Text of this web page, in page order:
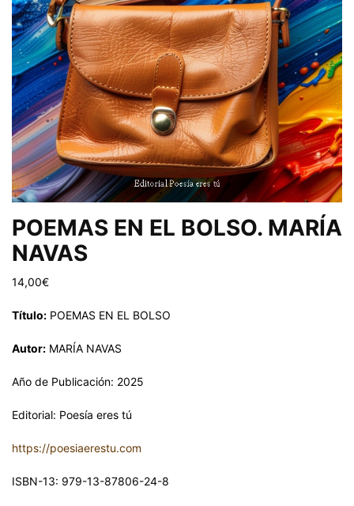
POEMAS EN EL BOLSO. MARÍA
NAVAS
14,00€
Título: POEMAS EN EL BOLSO
Autor: MARÍA NAVAS
Año de Publicación: 2025
Editorial: Poesía eres tú
https://poesiaerestu.com
ISBN-13: 979-13-87806-24-8